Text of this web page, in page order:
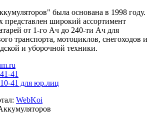
была основана в 1998 году.
представлен широкий ассортимент
от 1-го Ач до 240-ти Ач для
транспорта, мотоциклов, снегоходов и
и уборочной техники.
41
41 для юр.лиц
WebKoi